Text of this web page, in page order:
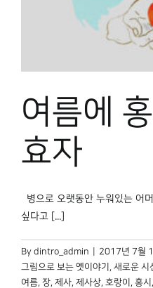
여름에
효자
병으로 오랫동안 누워있는 어
싶다고 [...]
By dintro_admin 2017년 7월
그림으로 보는 옛이야기 , 새로운 시
여름, 장, 제사, 제사상, 호랑이 , 홍시 ,